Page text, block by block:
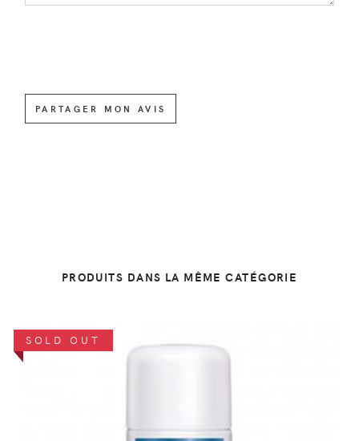
PARTAGER MON AVIS
PRODUITS DANS LA MÊME CATÉGORIE
SOLD OUT